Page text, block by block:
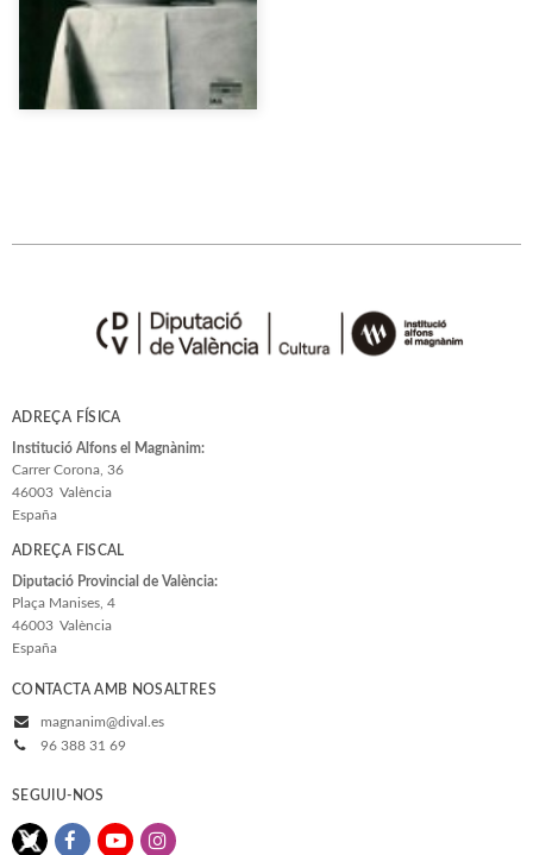
ADREÇA FÍSICA
Institució Alfons el Magnànim:
Carrer Corona, 36
46003 València
España
ADREÇA FISCAL
Diputació Provincial de València:
Plaça Manises, 4
46003 València
España
CONTACTA AMB NOSALTRES
magnanim@dival.es
96 388 31 69
SEGUIU-NOS